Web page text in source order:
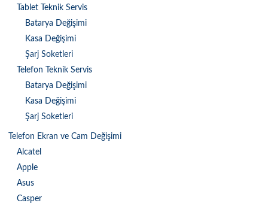
Tablet Teknik Servis
Batarya Değişimi
Kasa Değişimi
Şarj Soketleri
Telefon Teknik Servis
Batarya Değişimi
Kasa Değişimi
Şarj Soketleri
Telefon Ekran ve Cam Değişimi
Alcatel
Apple
Asus
Casper